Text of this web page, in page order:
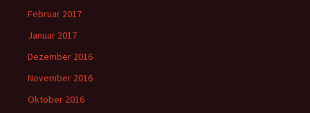
Februar 2017
Januar 2017
Dezember 2016
November 2016
Oktober 2016